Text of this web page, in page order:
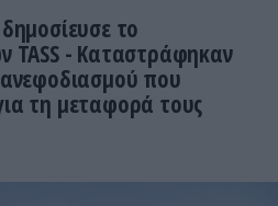
το
TASS - Kαταστράφηκαν
που
τη μεταφορά τους